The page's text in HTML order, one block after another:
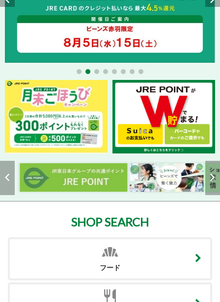
SHOP SEARCH
フード